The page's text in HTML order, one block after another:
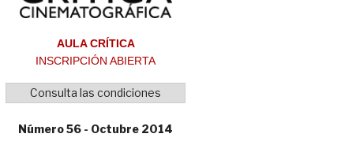
AULA CRÍTICA
INSCRIPCIÓN ABIERTA
Consulta las condiciones
Número 56 - Octubre 2014